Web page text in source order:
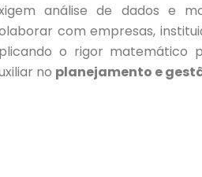
análise de dados e
com empresas,
o rigor matemático
no planejamento e